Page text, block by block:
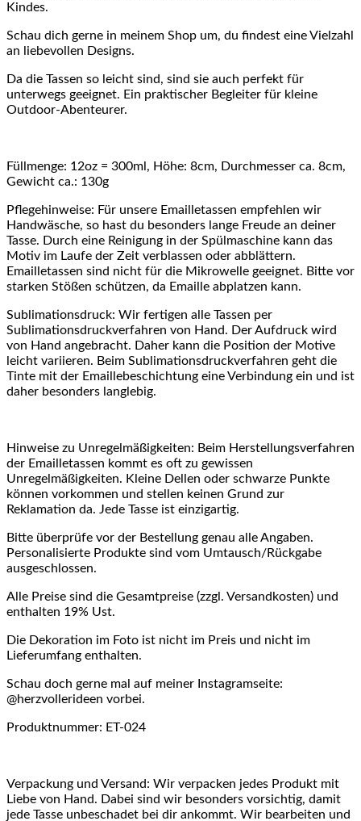
Kindes.
Schau dich gerne in meinem Shop um, du findest eine Vielzahl
an liebevollen Designs.
Da die Tassen so leicht sind, sind sie auch perfekt für
unterwegs geeignet. Ein praktischer Begleiter für kleine
Outdoor-Abenteurer.
Füllmenge: 12oz = 300ml, Höhe: 8cm, Durchmesser ca. 8cm,
Gewicht ca.: 130g
Pflegehinweise: Für unsere Emailletassen empfehlen wir
Handwäsche, so hast du besonders lange Freude an deiner
Tasse. Durch eine Reinigung in der Spülmaschine kann das
Motiv im Laufe der Zeit verblassen oder abblättern.
Emailletassen sind nicht für die Mikrowelle geeignet. Bitte vor
starken Stößen schützen, da Emaille abplatzen kann.
Sublimationsdruck: Wir fertigen alle Tassen per
Sublimationsdruckverfahren von Hand. Der Aufdruck wird
von Hand angebracht. Daher kann die Position der Motive
leicht variieren. Beim Sublimationsdruckverfahren geht die
Tinte mit der Emaillebeschichtung eine Verbindung ein und ist
daher besonders langlebig.
Hinweise zu Unregelmäßigkeiten: Beim Herstellungsverfahren
der Emailletassen kommt es oft zu gewissen
Unregelmäßigkeiten. Kleine Dellen oder schwarze Punkte
können vorkommen und stellen keinen Grund zur
Reklamation da. Jede Tasse ist einzigartig.
Bitte überprüfe vor der Bestellung genau alle Angaben.
Personalisierte Produkte sind vom Umtausch/Rückgabe
ausgeschlossen.
Alle Preise sind die Gesamtpreise (zzgl. Versandkosten) und
enthalten 19% Ust.
Die Dekoration im Foto ist nicht im Preis und nicht im
Lieferumfang enthalten.
Schau doch gerne mal auf meiner Instagramseite:
@herzvollerideen vorbei.
Produktnummer: ET-024
Verpackung und Versand: Wir verpacken jedes Produkt mit
Liebe von Hand. Dabei sind wir besonders vorsichtig, damit
jede Tasse unbeschadet bei dir ankommt. Wir bearbeiten und